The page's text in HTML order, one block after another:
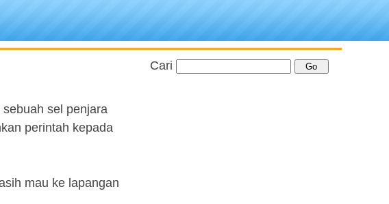
sel penjara
perintah kepada
mau ke lapangan
Cari